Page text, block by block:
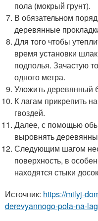
пола (мокрый грунт).
В обязательном
деревянные
Для того чтобы
время установки
подполья. Зачастую
одного метра.
Уложить деревянный
К лагам прикрепить
гвоздей.
Далее, с помощью
выровнять
Следующим шагом
поверхность, в
находятся стыки
Источник: https://milyj-
derevyannogo-pola-na-